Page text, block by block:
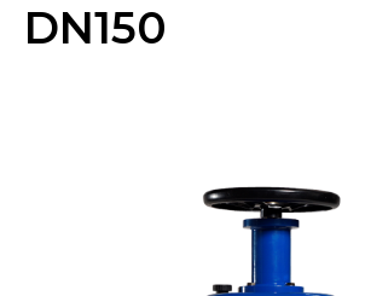
DN150